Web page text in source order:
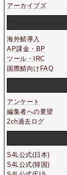
アーカイブズ
海外鯖導入
AP課金・BP
ツール・IRC
国際鯖向けFAQ
アンケート
編集者への要望
2ch過去ログ
S4L公式(日本)
S4L公式(韓国)